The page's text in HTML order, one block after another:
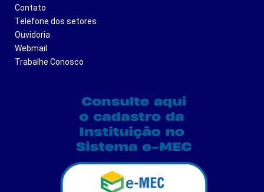
Contato
Telefone dos setores
Ouvidoria
Webmail
Trabalhe Conosco